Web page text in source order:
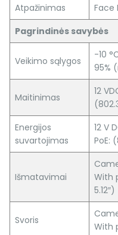
Atpažinimas
Face
Pagrindinės savybės
Veikimo sąlygos
-10
95%
Maitinimas
12
Energijos
suvartojimas
12 V
PoE:
Išmatavimai
With
5.12″)
Svoris
With